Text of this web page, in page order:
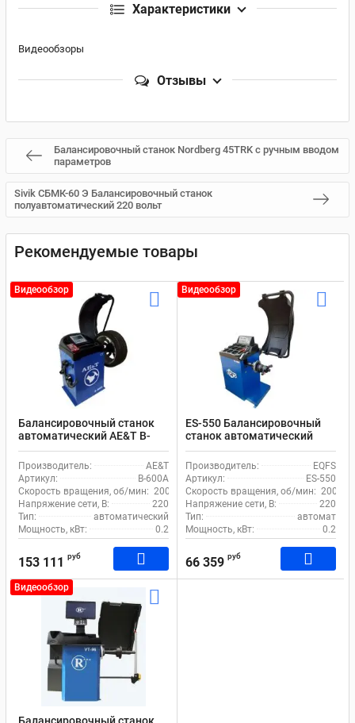
Характеристики
Видеообзоры
Отзывы
Балансировочный станок Nordberg 45TRK с ручным вводом
параметров
Sivik СБМК-60 Э Балансировочный станок
полуавтоматический 220 вольт
Рекомендуемые товары
Видеообзор
Балансировочный станок
автоматический AE&T B-
600A до 65 кг
Производитель:
AE&T
Артикул:
B-600A
Скорость вращения, об/мин: 200
Напряжение сети, В:
220
Тип:
автоматический
Мощность, кВт:
0.2
153 111 руб
Видеообзор
ES-550 Балансировочный
станок автоматический
ввод 2 параметров
Производитель:
EQFS
Артикул:
ES-550
Скорость вращения, об/мин: 200
Напряжение сети, В:
220
Тип:
автомат
Мощность, кВт:
0.2
66 359 руб
Видеообзор
Балансировочный станок